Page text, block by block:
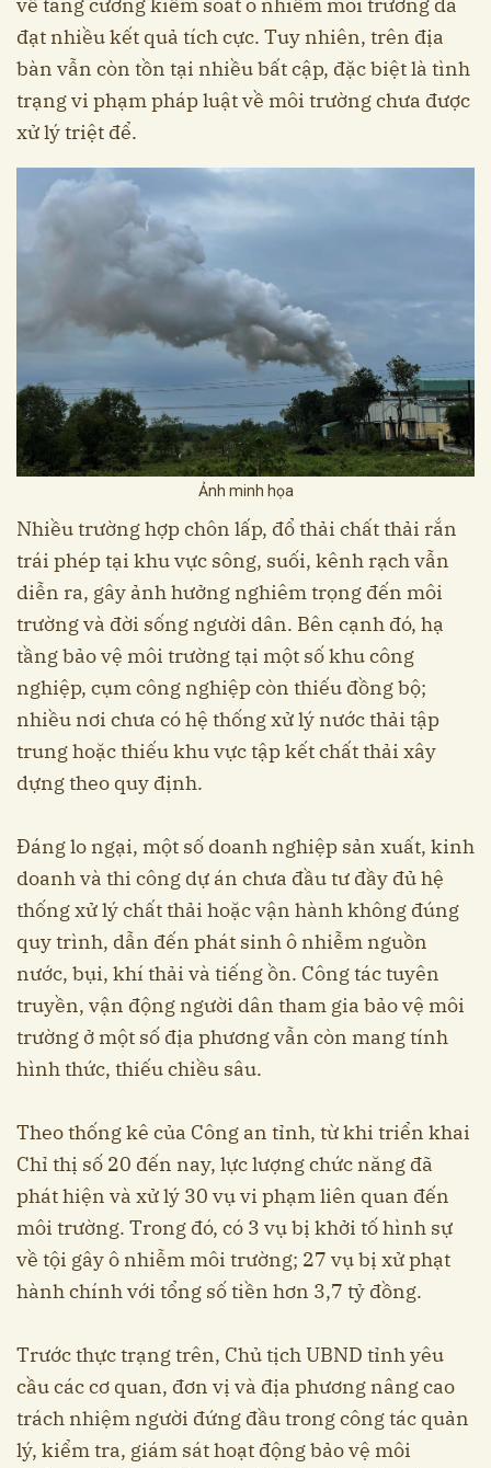
đạt nhiều kết quả tích cực. Tuy nhiên, trên địa
bàn vẫn còn tồn tại nhiều bất cập, đặc biệt là tình
trạng vi phạm pháp luật về môi trường chưa được
xử lý triệt để.
Ảnh minh họa
Nhiều trường hợp chôn lấp, đổ thải chất thải rắn
trái phép tại khu vực sông, suối, kênh rạch vẫn
diễn ra, gây ảnh hưởng nghiêm trọng đến môi
trường và đời sống người dân. Bên cạnh đó, hạ
tầng bảo vệ môi trường tại một số khu công
nghiệp, cụm công nghiệp còn thiếu đồng bộ;
nhiều nơi chưa có hệ thống xử lý nước thải tập
trung hoặc thiếu khu vực tập kết chất thải xây
dựng theo quy định.
Đáng lo ngại, một số doanh nghiệp sản xuất, kinh
doanh và thi công dự án chưa đầu tư đầy đủ hệ
thống xử lý chất thải hoặc vận hành không đúng
quy trình, dẫn đến phát sinh ô nhiễm nguồn
nước, bụi, khí thải và tiếng ồn. Công tác tuyên
truyền, vận động người dân tham gia bảo vệ môi
trường ở một số địa phương vẫn còn mang tính
hình thức, thiếu chiều sâu.
Theo thống kê của Công an tỉnh, từ khi triển khai
Chỉ thị số 20 đến nay, lực lượng chức năng đã
phát hiện và xử lý 30 vụ vi phạm liên quan đến
môi trường. Trong đó, có 3 vụ bị khởi tố hình sự
về tội gây ô nhiễm môi trường; 27 vụ bị xử phạt
hành chính với tổng số tiền hơn 3,7 tỷ đồng.
Trước thực trạng trên, Chủ tịch UBND tỉnh yêu
cầu các cơ quan, đơn vị và địa phương nâng cao
trách nhiệm người đứng đầu trong công tác quản
lý, kiểm tra, giám sát hoạt động bảo vệ môi